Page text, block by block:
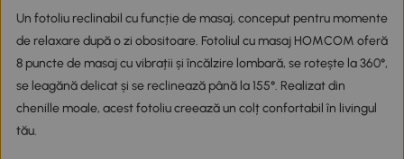
Un fotoliu reclinabil cu funcție de masaj, conceput pentru momente
de relaxare după o zi obositoare. Fotoliul cu masaj HOMCOM oferă
8 puncte de masaj cu vibrații și încălzire lombară, se rotește la 360°,
se leagănă delicat și se reclinează până la 155°. Realizat din
chenille moale, acest fotoliu creează un colț confortabil în livingul
tău.